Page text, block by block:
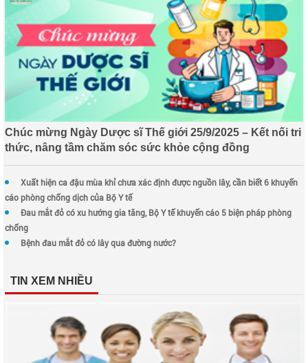
Chúc mừng Ngày Dược sĩ Thế giới 25/9/2025 – Kết nối tri
thức, nâng tầm chăm sóc sức khỏe cộng đồng
Xuất hiện ca đậu mùa khỉ chưa xác định được nguồn lây, cần biết 6 khuyến
cáo phòng chống dịch của Bộ Y tế
Đau mắt đỏ có xu hướng gia tăng, Bộ Y tế khuyến cáo 5 biện pháp phòng
chống
Bệnh đau mắt đỏ có lây qua đường nước?
TIN XEM NHIỀU